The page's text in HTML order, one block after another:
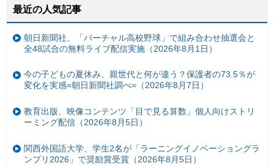
最近の人気記事
朝日新聞社、「バーチャル高校野球」で組み合わせ抽選会と
全48試合の無料ライブ配信実施（2026年8月1日）
今の子どもの夏休み、親世代と何が違う？保護者の73.5％が
変化を実感=朝日新聞社調べ=（2026年8月7日）
教育出版、映像コンテンツ「目で見る算数」個人向けストリ
ーミング配信（2026年8月5日）
関西外国語大学、学生2名が「ラーニングイノベーショングラ
ンプリ2026」で奨励賞受賞（2026年8月5日）